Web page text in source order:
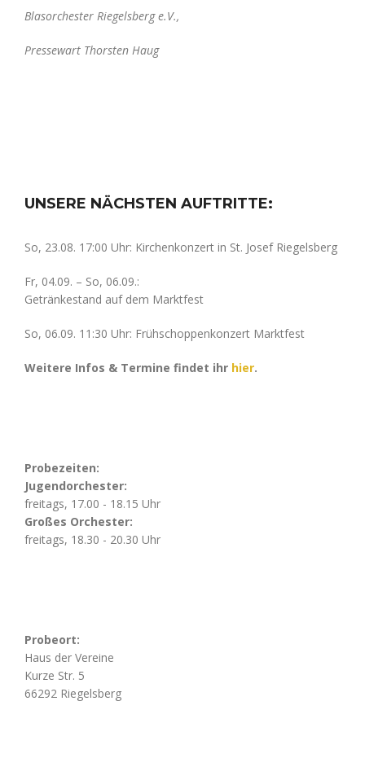
Blasorchester Riegelsberg e.V.,
Pressewart Thorsten Haug
UNSERE NÄCHSTEN AUFTRITTE:
So, 23.08. 17:00 Uhr: Kirchenkonzert in St. Josef Riegelsberg
Fr, 04.09. – So, 06.09.:
Getränkestand auf dem Marktfest
So, 06.09. 11:30 Uhr: Frühschoppenkonzert Marktfest
Weitere Infos & Termine findet ihr hier.
Probezeiten:
Jugendorchester:
freitags, 17.00 - 18.15 Uhr
Großes Orchester:
freitags, 18.30 - 20.30 Uhr
Probeort:
Haus der Vereine
Kurze Str. 5
66292 Riegelsberg